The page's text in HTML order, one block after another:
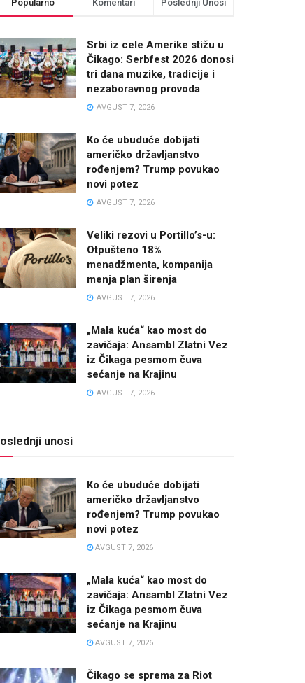
Popularno Komentari Poslednji Unosi
Srbi iz cele Amerike stižu u
Čikago: Serbfest 2026 donosi
tri dana muzike, tradicije i
nezaboravnog provoda
AVGUST 7, 2026
Ko će ubuduće dobijati
američko državljanstvo
rođenjem? Trump povukao
novi potez
AVGUST 7, 2026
Veliki rezovi u Portillo’s-u:
Otpušteno 18%
menadžmenta, kompanija
menja plan širenja
AVGUST 7, 2026
„Mala kuća“ kao most do
zavičaja: Ansambl Zlatni Vez
iz Čikaga pesmom čuva
sećanje na Krajinu
AVGUST 7, 2026
unosi
Ko će ubuduće dobijati
američko državljanstvo
rođenjem? Trump povukao
novi potez
AVGUST 7, 2026
„Mala kuća“ kao most do
zavičaja: Ansambl Zlatni Vez
iz Čikaga pesmom čuva
sećanje na Krajinu
AVGUST 7, 2026
Čikago se sprema za Riot